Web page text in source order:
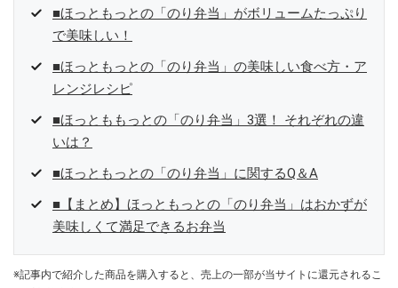
■ほっともっとの「のり弁当」がボリュームたっぷり
で美味しい！
■ほっともっとの「のり弁当」の美味しい食べ方・ア
レンジレシピ
■ほっとももっとの「のり弁当」3選！ それぞれの違
いは？
■ほっともっとの「のり弁当」に関するQ＆A
■【まとめ】ほっともっとの「のり弁当」はおかずが
美味しくて満足できるお弁当
※記事内で紹介した商品を購入すると、売上の一部が当サイトに還元されるこ